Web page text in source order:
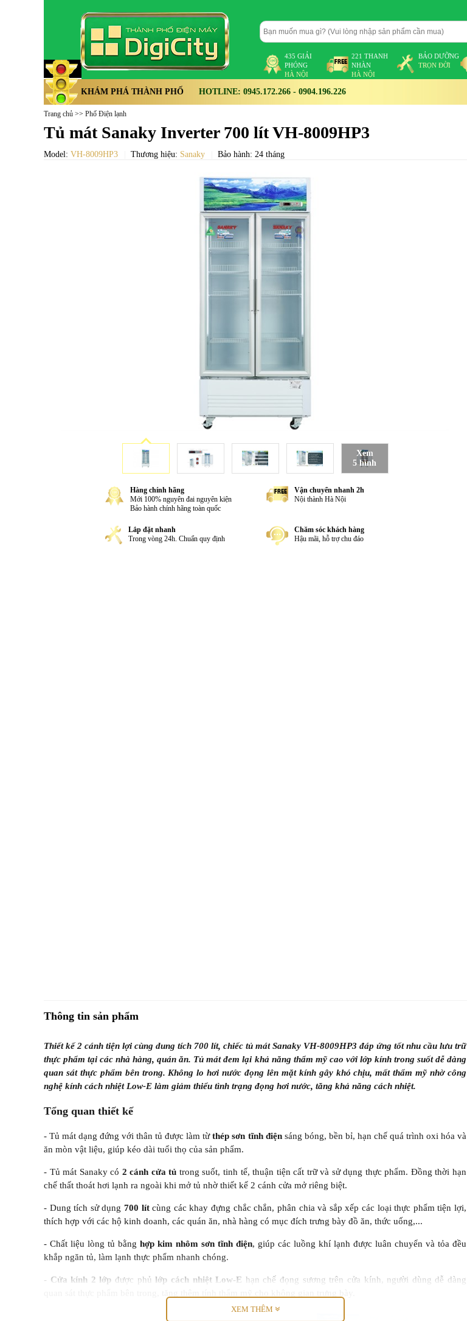
435 GIẢI
PHÓNG
HÀ NỘI
221 THANH
NHÀN
HÀ NỘI
BẢO DƯỠNG
TRỌN ĐỜI
KHÁM PHÁ THÀNH PHỐ HOTLINE: 0945.172.266 - 0904.196.226
Trang chủ >> Phố Điện lạnh
Tủ mát Sanaky Inverter 700 lít VH-8009HP3
Model: VH-8009HP3 Thương hiệu: Sanaky Bảo hành: 24 tháng
Xem
5 hình
Hàng chính hãng
Mới 100% nguyên đai nguyên kiện
Bảo hành chính hãng toàn quốc
Vận chuyển nhanh 2h
Nội thành Hà Nội
Lắp đặt nhanh
Trong vòng 24h. Chuẩn quy định
Chăm sóc khách hàng
Hậu mãi, hỗ trợ chu đáo
Thông tin sản phẩm
Thiết kế 2 cánh tiện lợi cùng dung tích 700 lít, chiếc tủ mát Sanaky VH-8009HP3 đáp ứng tốt nhu cầu lưu trữ
thực phẩm tại các nhà hàng, quán ăn. Tủ mát đem lại khả năng thẩm mỹ cao với lớp kính trong suốt dễ dàng
quan sát thực phẩm bên trong. Không lo hơi nước đọng lên mặt kính gây khó chịu, mất thẩm mỹ nhờ công
nghệ kính cách nhiệt Low-E làm giảm thiểu tình trạng đọng hơi nước, tăng khả năng cách nhiệt.
Tổng quan thiết kế
- Tủ mát dạng đứng với thân tủ được làm từthép sơn tĩnh điện sáng bóng, bền bỉ, hạn chế quá trình oxi hóa và
ăn mòn vật liệu, giúp kéo dài tuổi thọ của sản phẩm.
- Tủ mát Sanaky có 2 cánh cửa tủ trong suốt, tinh tế, thuận tiện cất trữ và sử dụng thực phẩm. Đồng thời hạn
chế thất thoát hơi lạnh ra ngoài khi mở tủ nhờ thiết kế 2 cánh cửa mở riêng biệt.
- Dung tích sử dụng700 lítcùng các khay đựng chắc chắn, phân chia và sắp xếp các loại thực phẩm tiện lợi,
thích hợp với các hộ kinh doanh, các quán ăn, nhà hàng có mục đích trưng bày đồ ăn, thức uống,...
- Chất liệu lòng tủ bằng hợp kim nhôm sơn tĩnh điện, giúp các luồng khí lạnh được luân chuyển và tỏa đều
khắp ngăn tủ, làm lạnh thực phẩm nhanh chóng.
- Cửa kính 2 lớp được phủlớp cách nhiệt Low-E hạn chế đọng sương trên cửa kính, người dùng dễ dàng
XEM THÊM